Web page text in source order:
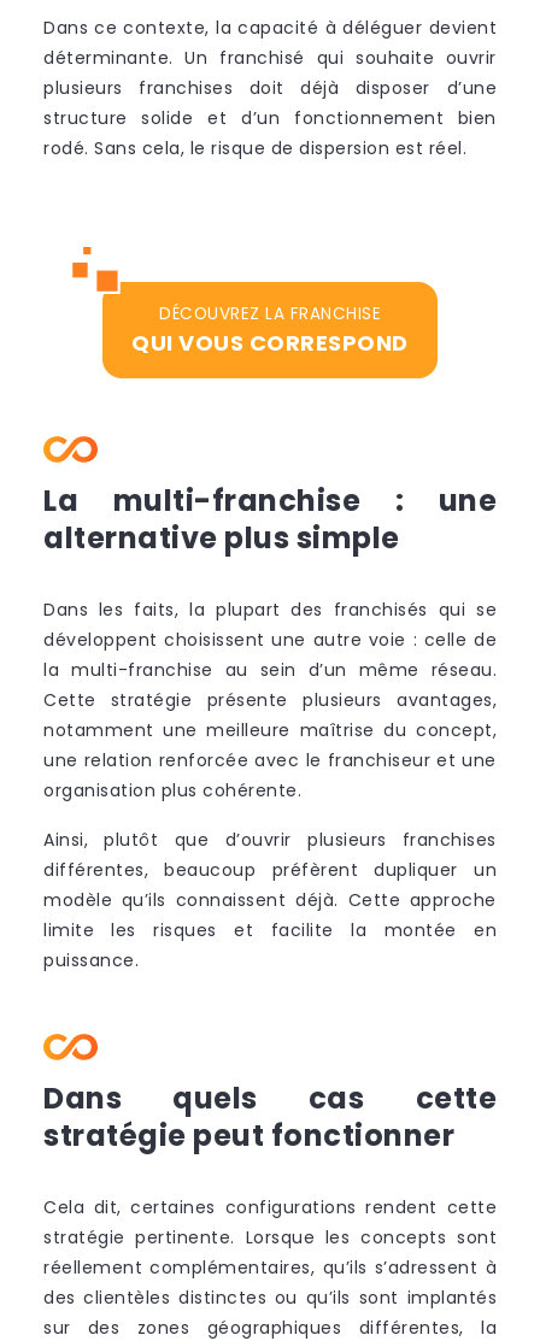
Dans ce contexte, la capacité à déléguer devient
déterminante. Un franchisé qui souhaite ouvrir
plusieurs franchises doit déjà disposer d’une
structure solide et d’un fonctionnement bien
rodé. Sans cela, le risque de dispersion est réel.
DÉCOUVREZ LA FRANCHISE
QUI VOUS CORRESPOND
La multi-franchise : une
alternative plus simple
Dans les faits, la plupart des franchisés qui se
développent choisissent une autre voie : celle de
la multi-franchise au sein d’un même réseau.
Cette stratégie présente plusieurs avantages,
notamment une meilleure maîtrise du concept,
une relation renforcée avec le franchiseur et une
organisation plus cohérente.
Ainsi, plutôt que d’ouvrir plusieurs franchises
différentes, beaucoup préfèrent dupliquer un
modèle qu’ils connaissent déjà. Cette approche
limite les risques et facilite la montée en
puissance.
Dans quels cas cette
stratégie peut fonctionner
Cela dit, certaines configurations rendent cette
stratégie pertinente. Lorsque les concepts sont
réellement complémentaires, qu’ils s’adressent à
des clientèles distinctes ou qu’ils sont implantés
sur des zones géographiques différentes, la